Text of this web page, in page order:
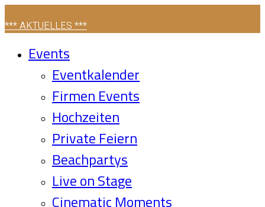
*** AKTUELLES ***
Events
Eventkalender
Firmen Events
Hochzeiten
Private Feiern
Beachpartys
Live on Stage
Cinematic Moments